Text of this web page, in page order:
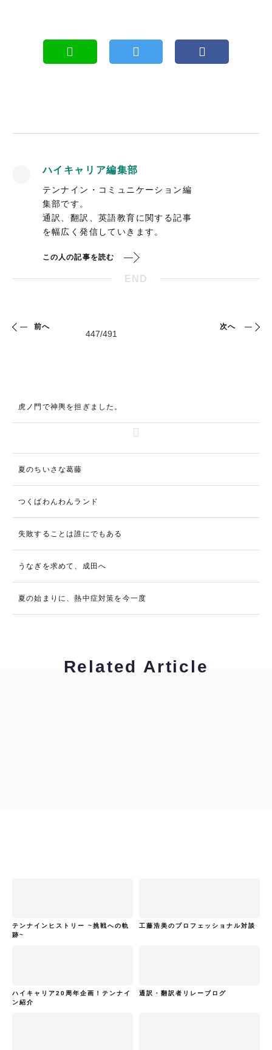
ハイキャリア編集部
テンナイン・コミュニケーション編
集部です。
通訳、翻訳、英語教育に関する記事
を幅広く発信していきます。
この人の記事を読む
END
前へ 次へ
虎ノ門で神輿を担ぎました。
夏のちいさな葛藤
つくばわんわんランド
失敗することは誰にでもある
うなぎを求めて、成田へ
夏の始まりに、熱中症対策を今一度
Related Article
テンナインヒストリー ~挑戦への軌
跡~
工藤浩美のプロフェッショナル対談
ハイキャリア20周年企画！テンナイ
ン紹介
通訳・翻訳者リレーブログ